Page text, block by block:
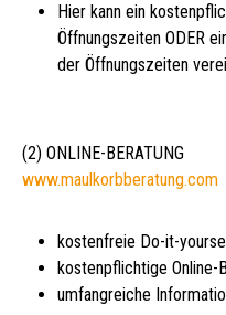
Hier kann ein
Öffnungszeiten ODER
der Öffnungszeiten
(2) ONLINE-BERATUNG
www.maulkorbberatung.com
kostenfreie Do-it-
kostenpflichtige Online-
umfangreiche